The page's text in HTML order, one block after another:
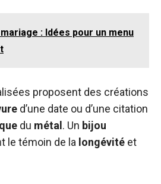
: Idées pour un menu
proposent des créations
d’une date ou d’une citation
du métal. Un bijou
le témoin de la longévité et